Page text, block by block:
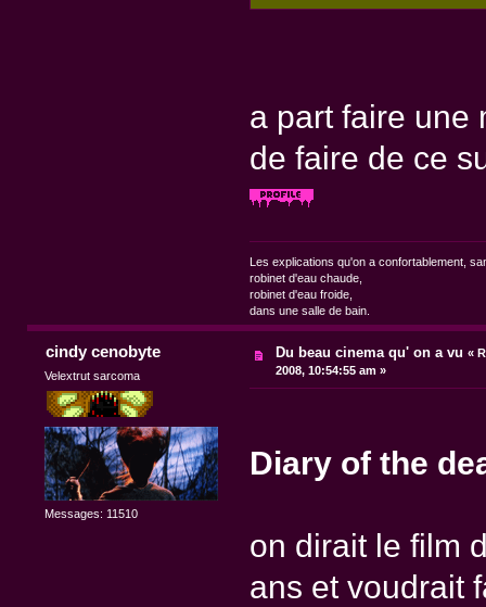
a part faire une
de faire de ce
Les explications qu'on a confortablement,
robinet d'eau chaude,
robinet d'eau froide,
dans une salle de bain.
cindy cenobyte
Velextrut sarcoma
Messages: 11510
Du beau cinema qu' on a vu «
2008, 10:54:55 am »
Diary of the
on dirait le film
ans et voudrait